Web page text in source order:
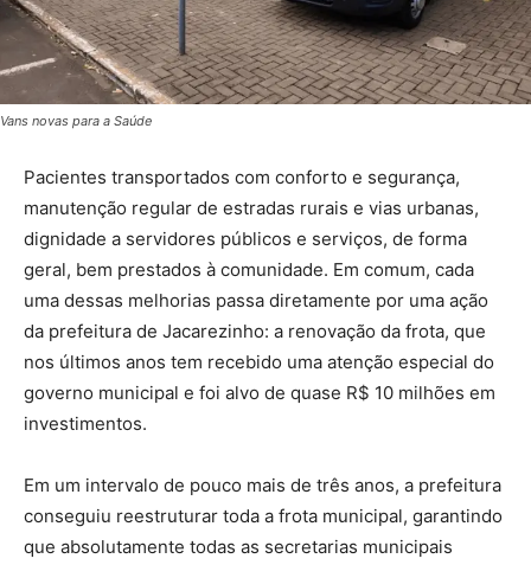
Vans novas para a Saúde
Pacientes transportados com conforto e segurança,
manutenção regular de estradas rurais e vias urbanas,
dignidade a servidores públicos e serviços, de forma
geral, bem prestados à comunidade. Em comum, cada
uma dessas melhorias passa diretamente por uma ação
da prefeitura de Jacarezinho: a renovação da frota, que
nos últimos anos tem recebido uma atenção especial do
governo municipal e foi alvo de quase R$ 10 milhões em
investimentos.
Em um intervalo de pouco mais de três anos, a prefeitura
conseguiu reestruturar toda a frota municipal, garantindo
que absolutamente todas as secretarias municipais